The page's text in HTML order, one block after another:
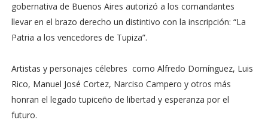
gobernativa de Buenos Aires autorizó a los comandantes
llevar en el brazo derecho un distintivo con la inscripción: “La
Patria a los vencedores de Tupiza”.
Artistas y personajes célebres como Alfredo Domínguez, Luis
Rico, Manuel José Cortez, Narciso Campero y otros más
honran el legado tupiceño de libertad y esperanza por el
futuro.